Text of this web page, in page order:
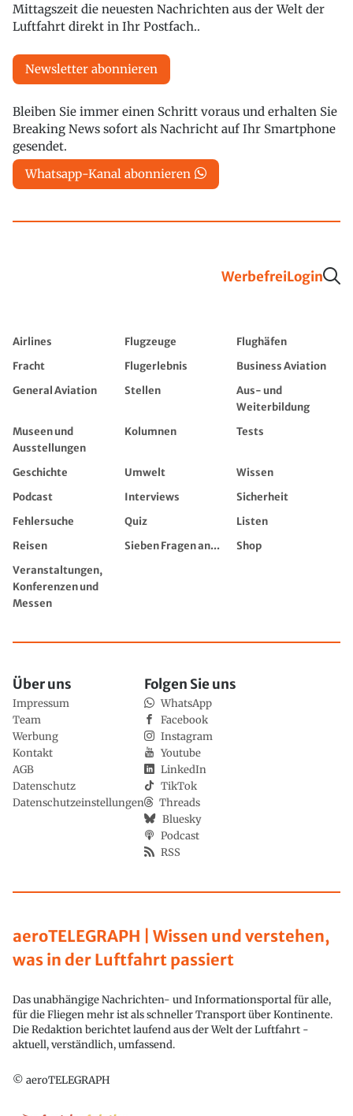
Mittagszeit die neuesten Nachrichten aus der Welt der
Luftfahrt direkt in Ihr Postfach..
Newsletter abonnieren
Bleiben Sie immer einen Schritt voraus und erhalten Sie
Breaking News sofort als Nachricht auf Ihr Smartphone
gesendet.
Whatsapp-Kanal abonnieren
WerbefreiLogin
Airlines Flugzeuge
Flughäfen
Fracht
Flugerlebnis
Business Aviation
General Aviation
Stellen
Aus- und
Weiterbildung
Museen und
Ausstellungen
Kolumnen Tests
Geschichte Umwelt
Wissen
Podcast
Interviews
Sicherheit
Fehlersuche
Quiz
Listen
Reisen
Sieben Fragen an...
Shop
Veranstaltungen,
Konferenzen und
Messen
aeroTELEGRAPH | Wissen und verstehen,
was in der Luftfahrt passiert
Das unabhängige Nachrichten- und Informationsportal für alle,
für die Fliegen mehr ist als schneller Transport über Kontinente.
Die Redaktion berichtet laufend aus der Welt der Luftfahrt -
aktuell, verständlich, umfassend.
© aeroTELEGRAPH
Über uns
Impressum
Team
Werbung
Kontakt
AGB
Datenschutz
Datenschutzeinstellungen
Folgen Sie uns
WhatsApp
Facebook
Instagram
Youtube
LinkedIn
TikTok
Threads
Bluesky
Podcast
RSS